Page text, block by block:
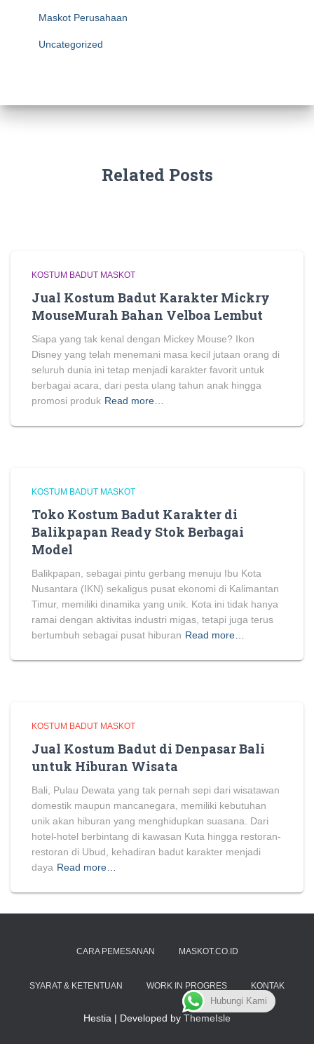
Maskot Perusahaan
Uncategorized
Related Posts
KOSTUM BADUT MASKOT
Jual Kostum Badut Karakter Mickry
MouseMurah Bahan Velboa Lembut
Siapa yang tak kenal dengan Mickey Mouse? Ikon
Disney yang telah menemani masa kecil jutaan orang di
seluruh dunia ini tetap menjadi karakter favorit untuk
berbagai acara, dari pesta ulang tahun anak hingga
promosi produk Read more…
KOSTUM BADUT MASKOT
Toko Kostum Badut Karakter di
Balikpapan Ready Stok Berbagai
Model
Balikpapan, sebagai pintu gerbang menuju Ibu Kota
Nusantara (IKN) sekaligus pusat ekonomi di Kalimantan
Timur, memiliki dinamika yang unik. Kota ini tidak hanya
ramai dengan aktivitas industri migas, tetapi juga terus
bertumbuh sebagai pusat hiburan Read more…
KOSTUM BADUT MASKOT
Jual Kostum Badut di Denpasar Bali
untuk Hiburan Wisata
Bali, Pulau Dewata yang tak pernah sepi dari wisatawan
domestik maupun mancanegara, memiliki kebutuhan
unik akan hiburan yang menghidupkan suasana. Dari
hotel-hotel berbintang di kawasan Kuta hingga restoran-
restoran di Ubud, kehadiran badut karakter menjadi
daya Read more…
CARA PEMESANAN MASKOT.CO.ID
SYARAT & KETENTUAN WORK IN PROGRES KONTAK
Hestia | Developed by ThemeIsle
Hubungi Kami